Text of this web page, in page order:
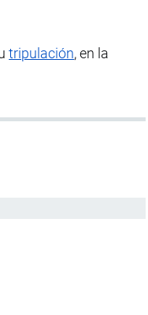
tripulación, en la